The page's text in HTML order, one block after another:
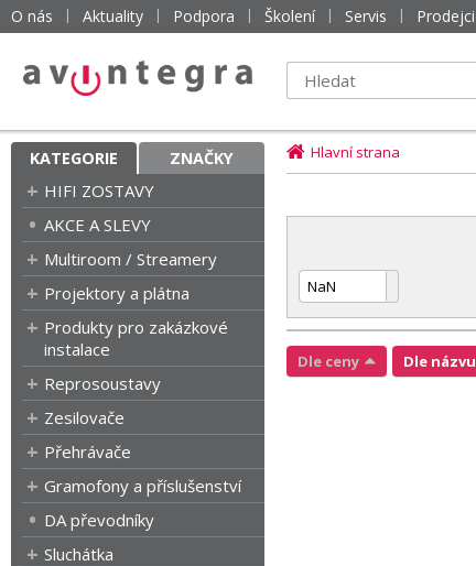
O nás Aktuality Podpora Školení Servis Prodejci
KATEGORIE ZNAČKY
HIFI ZOSTAVY
AKCE A SLEVY
Multiroom / Streamery
Projektory a plátna
Produkty pro zakázkové
instalace
Reprosoustavy
Zesilovače
Přehrávače
Gramofony a příslušenství
DA převodníky
Sluchátka
Hlavní strana
Dle ceny Dle názvu